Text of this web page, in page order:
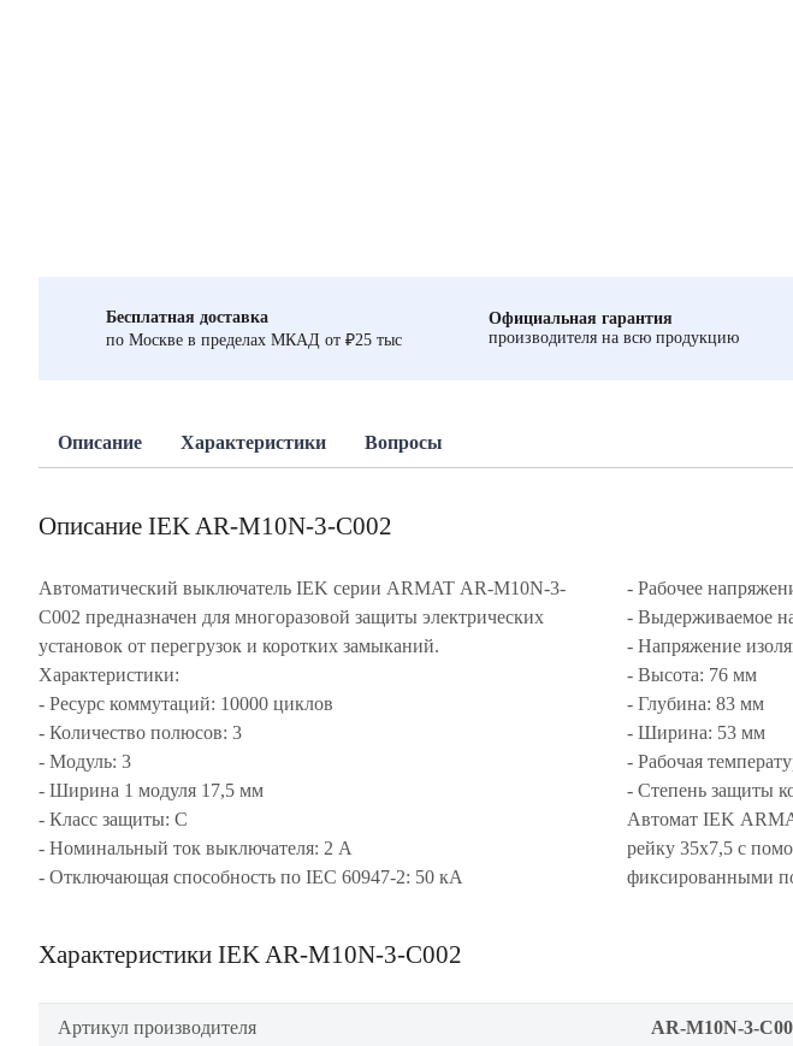
Бесплатная доставка
по Москве в пределах МКАД от ₽25 тыс
Официальная гарантия
производителя на всю продукцию
Описание Характеристики Вопросы
Описание IEK AR-M10N-3-C002
Автоматический выключатель IEK серии ARMAT AR-M10N-3-
C002 предназначен для многоразовой защиты электрических
установок от перегрузок и коротких замыканий.
Характеристики:
- Ресурс коммутаций: 10000 циклов
- Количество полюсов: 3
- Модуль: 3
- Ширина 1 модуля 17,5 мм
- Класс защиты: C
- Номинальный ток выключателя: 2 А
- Отключающая способность по IEC 60947-2: 50 кА
- Рабочее
- Выдерживаемое
- Напряжение
- Высота: 76 мм
- Глубина: 83 мм
- Ширина: 53 мм
- Рабочая
- Степень защиты
Автомат IEK
рейку 35x7,5 с
фиксированными
Характеристики IEK AR-M10N-3-C002
Артикул производителя AR-M10N-3-